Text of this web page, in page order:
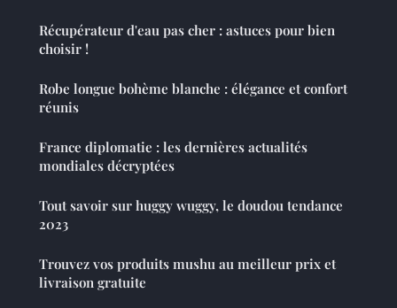
Récupérateur d'eau pas cher : astuces pour bien
choisir !
Robe longue bohème blanche : élégance et confort
réunis
France diplomatie : les dernières actualités
mondiales décryptées
Tout savoir sur huggy wuggy, le doudou tendance
2023
Trouvez vos produits mushu au meilleur prix et
livraison gratuite